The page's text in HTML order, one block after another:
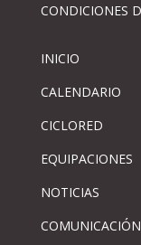
CONDICIONES
INICIO
CALENDARIO
CICLORED
EQUIPACIONES
NOTICIAS
COMUNICACIÓN